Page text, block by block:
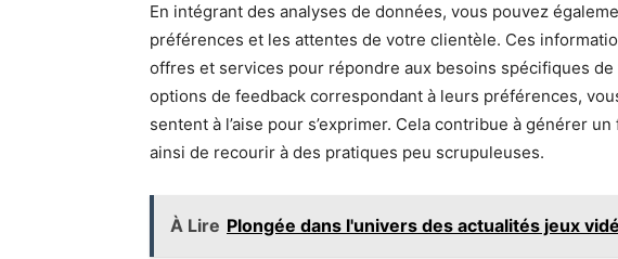
En intégrant des analyses de données, vous pouvez
préférences et les attentes de votre clientèle. Ces
offres et services pour répondre aux besoins spécifiques
options de feedback correspondant à leurs préférences,
sentent à l’aise pour s’exprimer. Cela contribue à générer
ainsi de recourir à des pratiques peu scrupuleuses.
À Lire Plongée dans l'univers des actualités jeux